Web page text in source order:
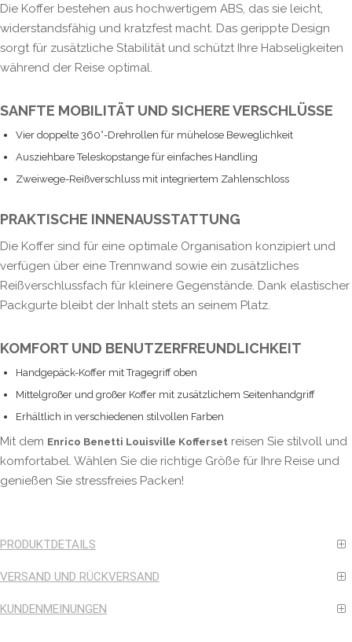
Die Koffer bestehen aus hochwertigem ABS, das sie leicht,
widerstandsfähig und kratzfest macht. Das gerippte Design
sorgt für zusätzliche Stabilität und schützt Ihre Habseligkeiten
während der Reise optimal.
SANFTE MOBILITÄT UND SICHERE VERSCHLÜSSE
Vier doppelte 360°-Drehrollen für mühelose Beweglichkeit
Ausziehbare Teleskopstange für einfaches Handling
Zweiwege-Reißverschluss mit integriertem Zahlenschloss
PRAKTISCHE INNENAUSSTATTUNG
Die Koffer sind für eine optimale Organisation konzipiert und
verfügen über eine Trennwand sowie ein zusätzliches
Reißverschlussfach für kleinere Gegenstände. Dank elastischer
Packgurte bleibt der Inhalt stets an seinem Platz.
KOMFORT UND BENUTZERFREUNDLICHKEIT
Handgepäck-Koffer mit Tragegriff oben
Mittelgroßer und großer Koffer mit zusätzlichem Seitenhandgriff
Erhältlich in verschiedenen stilvollen Farben
Mit dem Enrico Benetti Louisville Kofferset reisen Sie stilvoll und
komfortabel. Wählen Sie die richtige Größe für Ihre Reise und
genießen Sie stressfreies Packen!
PRODUKTDETAILS
VERSAND UND RÜCKVERSAND
KUNDENMEINUNGEN